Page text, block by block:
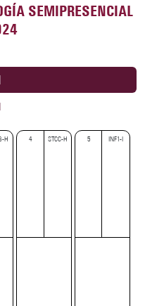
SEMIPRESENCIAL
H 4 STCC-H 5 INF1-I